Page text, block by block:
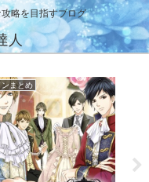
略を目指すブログ
人
ンまとめ